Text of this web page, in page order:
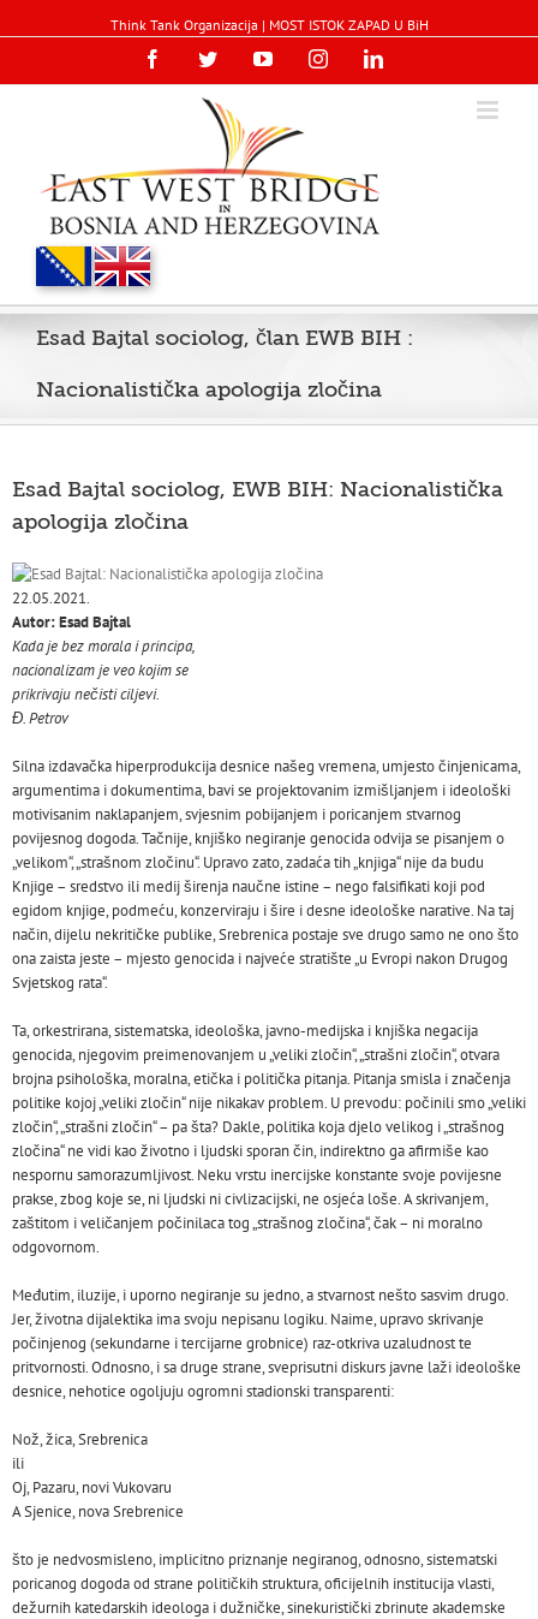
Think Tank Organizacija | MOST ISTOK ZAPAD U BiH
FacebookTwitterYouTubeInstagramLinkedin
Esad Bajtal sociolog, član EWB BIH :
Nacionalistička apologija zločina
Esad Bajtal sociolog, EWB BIH: Nacionalistička
apologija zločina
22.05.2021.
Autor: Esad Bajtal
Kada je bez morala i principa,
nacionalizam je veo kojim se
prikrivaju nečisti ciljevi.
Đ. Petrov
Silna izdavačka hiperprodukcija desnice našeg vremena, umjesto činjenicama,
argumentima i dokumentima, bavi se projektovanim izmišljanjem i ideološki
motivisanim naklapanjem, svjesnim pobijanjem i poricanjem stvarnog
povijesnog dogoda. Tačnije, knjiško negiranje genocida odvija se pisanjem o
„velikom“, „strašnom zločinu“. Upravo zato, zadaća tih „knjiga“ nije da budu
Knjige – sredstvo ili medij širenja naučne istine – nego falsifikati koji pod
egidom knjige, podmeću, konzerviraju i šire i desne ideološke narative. Na taj
način, dijelu nekritičke publike, Srebrenica postaje sve drugo samo ne ono što
ona zaista jeste – mjesto genocida i najveće stratište „u Evropi nakon Drugog
Svjetskog rata“.
Ta, orkestrirana, sistematska, ideološka, javno-medijska i knjiška negacija
genocida, njegovim preimenovanjem u „veliki zločin“, „strašni zločin“, otvara
brojna psihološka, moralna, etička i politička pitanja. Pitanja smisla i značenja
politike kojoj „veliki zločin“ nije nikakav problem. U prevodu: počinili smo „veliki
zločin“, „strašni zločin“ – pa šta? Dakle, politika koja djelo velikog i „strašnog
zločina“ ne vidi kao životno i ljudski sporan čin, indirektno ga afirmiše kao
nespornu samorazumljivost. Neku vrstu inercijske konstante svoje povijesne
prakse, zbog koje se, ni ljudski ni civlizacijski, ne osjeća loše. A skrivanjem,
zaštitom i veličanjem počinilaca tog „strašnog zločina“, čak – ni moralno
odgovornom.
Međutim, iluzije, i uporno negiranje su jedno, a stvarnost nešto sasvim drugo.
Jer, životna dijalektika ima svoju nepisanu logiku. Naime, upravo skrivanje
počinjenog (sekundarne i tercijarne grobnice) raz-otkriva uzaludnost te
pritvornosti. Odnosno, i sa druge strane, sveprisutni diskurs javne laži ideološke
desnice, nehotice ogoljuju ogromni stadionski transparenti:
Nož, žica, Srebrenica
ili
Oj, Pazaru, novi Vukovaru
A Sjenice, nova Srebrenice
što je nedvosmisleno, implicitno priznanje negiranog, odnosno, sistematski
poricanog dogoda od strane političkih struktura, oficijelnih institucija vlasti,
dežurnih katedarskih ideologa i dužničke, sinekuristički zbrinute akademske